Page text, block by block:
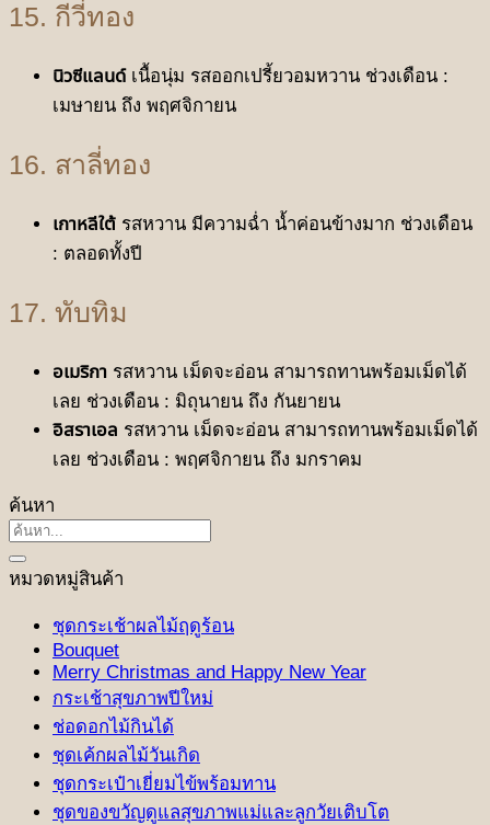
15. กีวี่ทอง
นิวซีแลนด์เนื้อนุ่ม รสออกเปรี้ยวอมหวาน ช่วงเดือน :
เมษายน ถึง พฤศจิกายน
16. สาลี่ทอง
เกาหลีใต้ รสหวาน มีความฉ่ำ นํ้าค่อนข้างมาก ช่วงเดือน
: ตลอดทั้งปี
17. ทับทิม
อเมริกา รสหวาน เม็ดจะอ่อน สามารถทานพร้อมเม็ดได้
เลย ช่วงเดือน : มิถุนายน ถึง กันยายน
อิสราเอล รสหวาน เม็ดจะอ่อน สามารถทานพร้อมเม็ดได้
เลย ช่วงเดือน : พฤศจิกายน ถึง มกราคม
ค้นหา
ค้นหา:
หมวดหมู่สินค้า
ชุดกระเช้าผลไม้ฤดูร้อน
Bouquet
Merry Christmas and Happy New Year
กระเช้าสุขภาพปีใหม่
ช่อดอกไม้กินได้
ชุดเค้กผลไม้วันเกิด
ชุดกระเป๋าเยี่ยมไข้พร้อมทาน
ชุดของขวัญดูแลสุขภาพแม่และลูกวัยเติบโต